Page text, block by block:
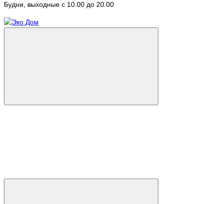
Будни, выходные с 10.00 до 20.00